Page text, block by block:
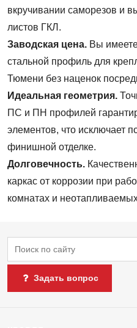
вкручивании саморезов и
листов ГКЛ.
Заводская цена. Вы
стальной профиль для
Тюмени без наценок
Идеальная геометрия.
ПС и ПН профилей
элементов, что исключает
финишной отделке.
Долговечность.
каркас от коррозии при
комнатах и
Поиск
Задать вопрос